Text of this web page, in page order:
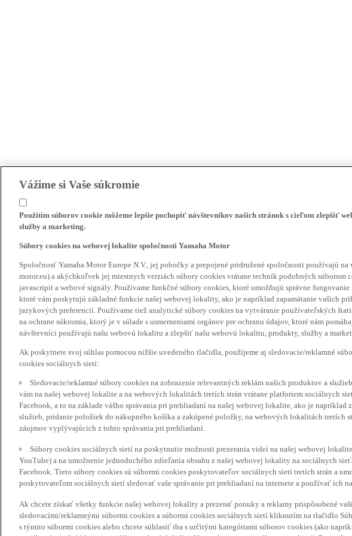
Vážime si Vaše súkromie
Použitím súborov cookie môžeme lepšie pochopiť návštevníkov našich stránok s cieľom zlepšiť
služby a marketing.
Súbory cookies na webovej lokalite spoločnosti Yamaha Motor
Spoločnosť Yamaha Motor Europe N.V., jej pobočky a prepojené pridružené spoločnosti používajú
motor.eu) a akýchkoľvek jej miestnych verziách súbory cookies vrátane techník podobných súborom
javascripit a webové signály. Používame funkčné súbory cookies, ktoré umožňujú správne
ktoré vám poskytujú základné funkcie našej webovej lokality, ako je napríklad zapamätanie vašich
jazykových preferencií. Používame tiež analytické súbory cookies na vytváranie používateľských
na ochrane súkromia, ktorý je v súlade s usmerneniami orgánov pre ochranu údajov, ktoré nám
návštevníci používajú našu webovú lokalitu a zlepšiť našu webovú lokalitu, produkty, služby a
Ak poskytnete svoj súhlas pomocou nižšie uvedeného tlačidla, použijeme aj sledovacie/reklamné
cookies sociálnych sietí:
Sledovacie/reklamné súbory cookies na zobrazenie relevantných reklám našich produktov a
vám na našej webovej lokalite a na webových lokalitách tretích strán vrátane platforiem sociálnych
Facebook, a to na základe vášho správania pri prehliadaní na našej webovej lokalite, ako je napríklad
služieb, pridanie položiek do nákupného košíka a zakúpené položky, na webových lokalitách tretích
záujmov vyplývajúcich z tohto správania pri prehliadaní.
Súbory cookies sociálnych sietí na poskytnutie možnosti prezerania videí na našej webovej
YouTube) a na umožnenie jednoduchého zdieľania obsahu z našej webovej lokality na sociálnych
Facebook. Tieto súbory cookies sú súbormi cookies poskytovateľov sociálnych sietí tretích strán a
poskytovateľom sociálnych sietí sledovať vaše správanie pri prehliadaní na internete a používať ich
Ak chcete získať všetky funkcie našej webovej lokality a prezerať ponuky a reklamy prispôsobené
sledovacími/reklamnými súbormi cookies a súbormi cookies sociálnych sietí kliknutím na tlačidlo
s týmito súbormi cookies alebo chcete súhlasiť iba s určitými kategóriami súborov cookies (ako